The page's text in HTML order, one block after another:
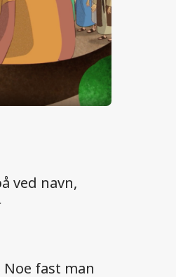
ved navn,
fast man